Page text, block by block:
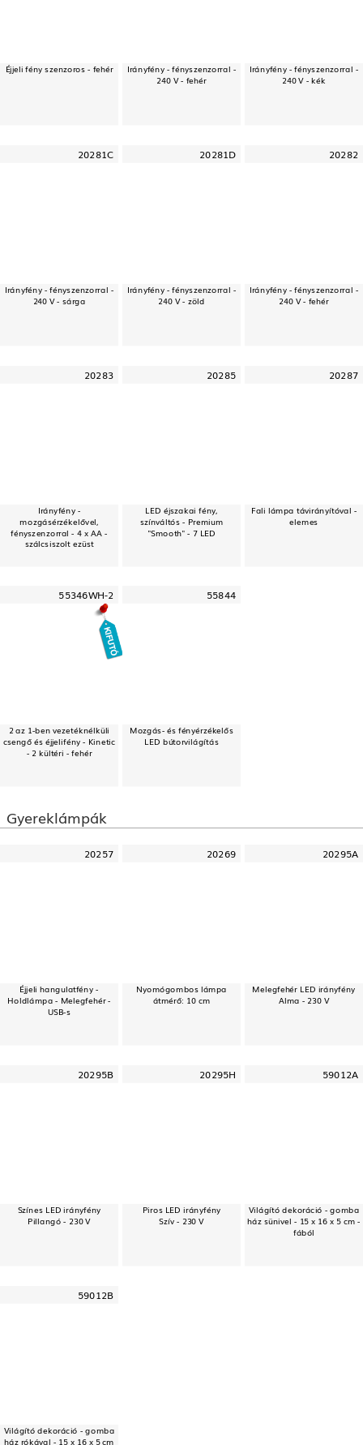
Éjjeli fény szenzoros - fehér Irányfény - fényszenzorral -
240 V - fehér
Irányfény - fényszenzorral -
240 V - kék
20281C
Irányfény - fényszenzorral -
240 V - sárga
20281D
Irányfény - fényszenzorral -
240 V - zöld
20282
Irányfény - fényszenzorral -
240 V - fehér
20283
Irányfény -
mozgásérzékelővel,
fényszenzorral - 4 x AA -
szálcsiszolt ezüst
20285
LED éjszakai fény,
színváltós - Premium
"Smooth" - 7 LED
20287
Fali lámpa távirányítóval -
elemes
55346WH-2
2 az 1-ben vezetéknélküli
csengő és éjjelifény - Kinetic
- 2 kültéri - fehér
55844
Mozgás- és fényérzékelős
LED bútorvilágítás
Gyereklámpák
20257
Éjjeli hangulatfény -
Holdlámpa - Melegfehér -
USB-s
20269
Nyomógombos lámpa
átmérő: 10 cm
20295A
Melegfehér LED irányfény
Alma - 230 V
20295B
Színes LED irányfény
Pillangó - 230 V
20295H
Piros LED irányfény
Szív - 230 V
59012A
Világító dekoráció - gomba
ház sünivel - 15 x 16 x 5 cm -
fából
59012B
Világító dekoráció - gomba
ház rókával - 15 x 16 x 5 cm